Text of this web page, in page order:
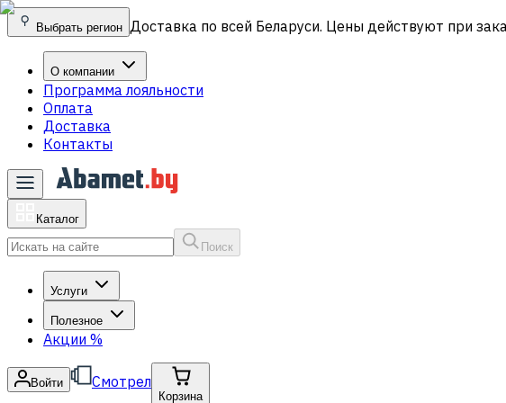
Выбрать регион Доставка по всей Беларуси. Цены действуют при
О компании
Программа лояльности
Оплата
Доставка
Контакты
Каталог
Поиск
Услуги
Полезное
Акции %
Войти Смотрел
Корзина